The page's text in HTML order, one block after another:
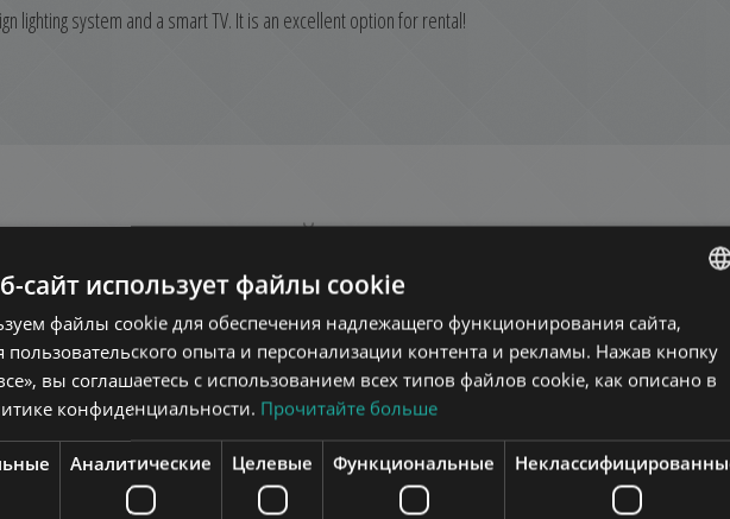
lighting system and a smart TV. It is an excellent option for rental!
в этом же районе
СПИСОК ДОБАВИТЬ В СПИСОК
ENGLISH
FRENCH
сайт использует файлы cookie
файлы cookie для обеспечения надлежащего функционирования сайта,
опыта и персонализации контента и рекламы. Нажав кнопку
вы соглашаетесь с использованием всех типов файлов cookie, как описано в
конфиденциальности. Прочитайте больше
Аналитические Целевые Функциональные